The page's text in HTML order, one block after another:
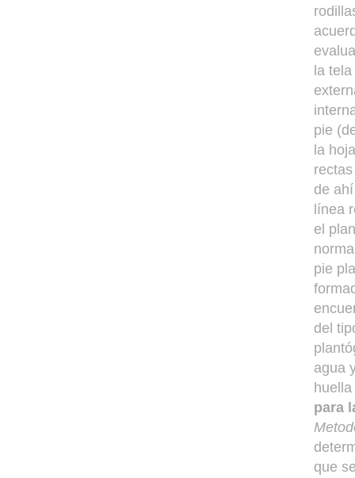
la
pie
la
de
línea
el
pie
del
agua
para
que